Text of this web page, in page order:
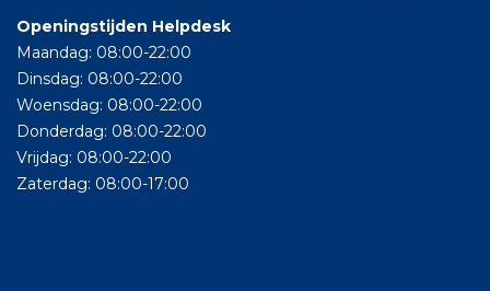
Openingstijden Helpdesk
Maandag: 08:00-22:00
Dinsdag: 08:00-22:00
Woensdag: 08:00-22:00
Donderdag: 08:00-22:00
Vrijdag: 08:00-22:00
Zaterdag: 08:00-17:00